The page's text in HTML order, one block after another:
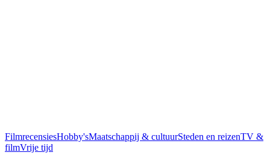
FilmrecensiesHobby'sMaatschappij & cultuurSteden en reizenTV &
filmVrije tijd